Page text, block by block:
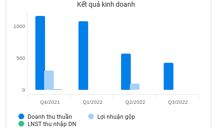
Kết quả kinh doanh
Doanh thu thuần
Lợi nhuận gộp
LNST thu nhập DN
0
500
1000
Q4/2021 Q1/2022 Q2/2022 Q3/2022
khoán